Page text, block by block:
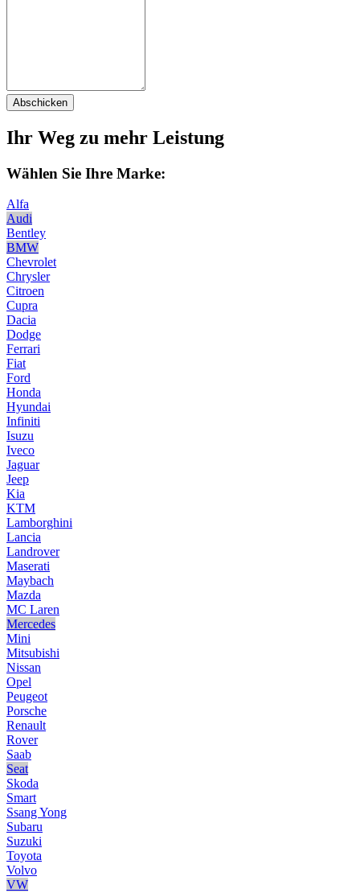
Abschicken
Ihr Weg zu mehr Leistung
Wählen Sie Ihre Marke:
Alfa
Audi
Bentley
BMW
Chevrolet
Chrysler
Citroen
Cupra
Dacia
Dodge
Ferrari
Fiat
Ford
Honda
Hyundai
Infiniti
Isuzu
Iveco
Jaguar
Jeep
Kia
KTM
Lamborghini
Lancia
Landrover
Maserati
Maybach
Mazda
MC Laren
Mercedes
Mini
Mitsubishi
Nissan
Opel
Peugeot
Porsche
Renault
Rover
Saab
Seat
Skoda
Smart
Ssang Yong
Subaru
Suzuki
Toyota
Volvo
VW